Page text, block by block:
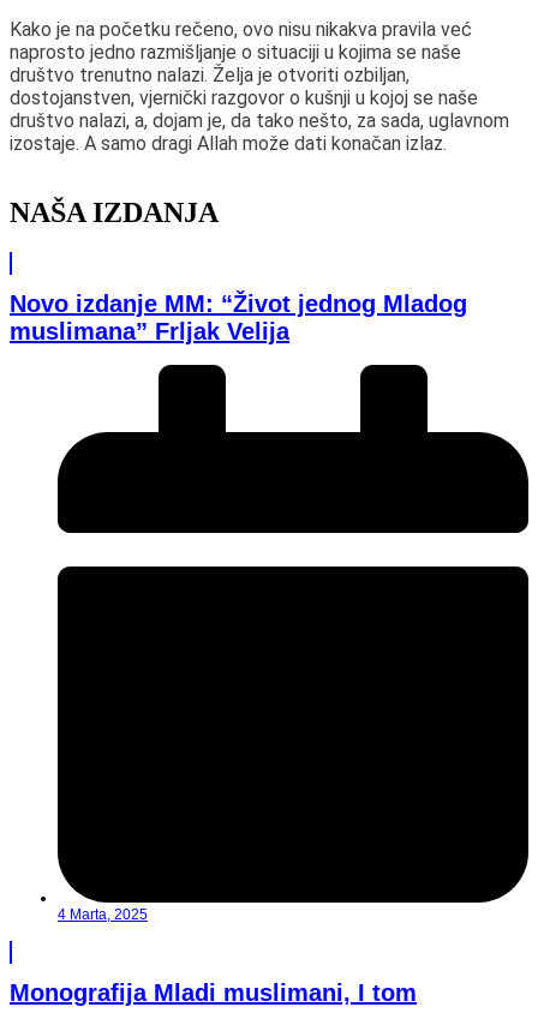
Kako je na početku rečeno, ovo nisu nikakva pravila već
naprosto jedno razmišljanje o situaciji u kojima se naše
društvo trenutno nalazi. Želja je otvoriti ozbiljan,
dostojanstven, vjernički razgovor o kušnji u kojoj se naše
društvo nalazi, a, dojam je, da tako nešto, za sada, uglavnom
izostaje. A samo dragi Allah može dati konačan izlaz.
NAŠA IZDANJA
Novo izdanje MM: “Život jednog Mladog
muslimana” Frljak Velija
4 Marta, 2025
Monografija Mladi muslimani, I tom